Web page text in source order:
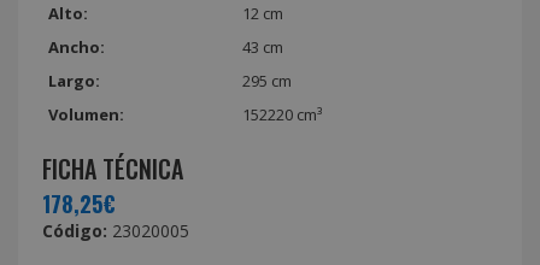
Alto:
12 cm
Ancho:
43 cm
Largo:
295 cm
Volumen:
152220 cm³
FICHA TÉCNICA
178,25€
Código: 23020005